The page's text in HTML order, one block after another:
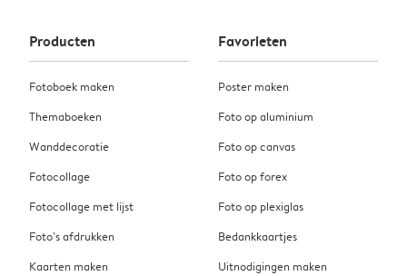
Producten
Fotoboek maken
Themaboeken
Wanddecoratie
Fotocollage
Fotocollage met lijst
Foto’s afdrukken
Kaarten maken
Favorieten
Poster maken
Foto op aluminium
Foto op canvas
Foto op forex
Foto op plexiglas
Bedankkaartjes
Uitnodigingen maken